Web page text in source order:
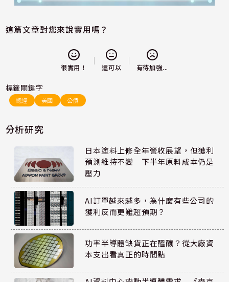
這篇文章對您來說實用嗎？
很實用！ 還可以 有待加強...
標籤關鍵字
總經 美國 公債
分析研究
日本塗料上修全年營收展望，但獲利
預測維持不變 下半年原料成本仍是
壓力
AI訂單越來越多，為什麼有些公司的
獲利反而更難超預期？
功率半導體缺貨正在醞釀？從大廠資
本支出看真正的時間點